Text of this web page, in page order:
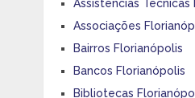
Assistências Técnicas
Associações
Bairros Florianópolis
Bancos Florianópolis
Bibliotecas